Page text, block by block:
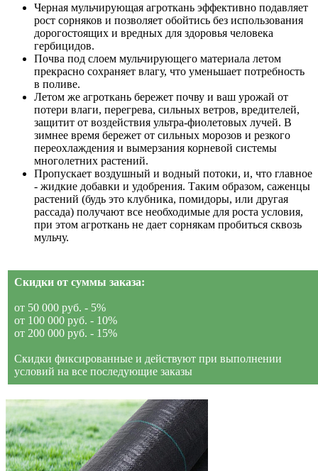
Черная мульчирующая агроткань эффективно подавляет
рост сорняков и позволяет обойтись без использования
дорогостоящих и вредных для здоровья человека
гербицидов.
Почва под слоем мульчирующего материала летом
прекрасно сохраняет влагу, что уменьшает потребность
в поливе.
Летом же агроткань бережет почву и ваш урожай от
потери влаги, перегрева, сильных ветров, вредителей,
защитит от воздействия ультра-фиолетовых лучей. В
зимнее время бережет от сильных морозов и резкого
переохлаждения и вымерзания корневой системы
многолетних растений.
Пропускает воздушный и водный потоки, и, что главное
- жидкие добавки и удобрения. Таким образом, саженцы
растений (будь это клубника, помидоры, или другая
рассада) получают все необходимые для роста условия,
при этом агроткань не дает сорнякам пробиться сквозь
мульчу.
Скидки от суммы заказа:
от 50 000 руб. - 5%
от 100 000 руб. - 10%
от 200 000 руб. - 15%
Скидки фиксированные и действуют при выполнении
условий на все последующие заказы